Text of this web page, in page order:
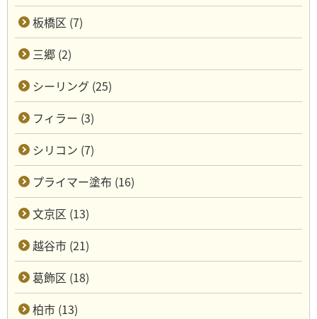
板橋区 (7)
三郷 (2)
シーリング (25)
フィラー (3)
シリコン (7)
プライマー塗布 (16)
文京区 (13)
越谷市 (21)
葛飾区 (18)
柏市 (13)